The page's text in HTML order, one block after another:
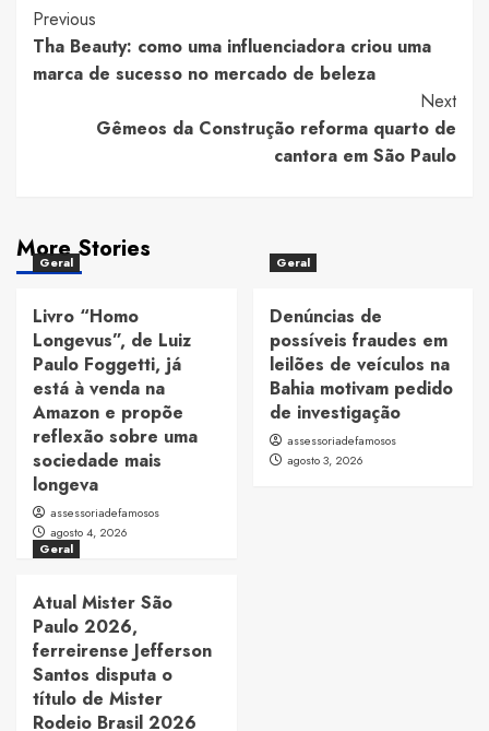
Post
Navigation
Previous
Tha Beauty: como uma influenciadora criou uma
marca de sucesso no mercado de beleza
Next
Gêmeos da Construção reforma quarto de
cantora em São Paulo
More Stories
Geral
Livro “Homo
Longevus”, de Luiz
Paulo Foggetti, já
está à venda na
Amazon e propõe
reflexão sobre uma
sociedade mais
longeva
assessoriadefamosos
agosto 4, 2026
Geral
Denúncias de
possíveis fraudes em
leilões de veículos na
Bahia motivam pedido
de investigação
assessoriadefamosos
agosto 3, 2026
Geral
Atual Mister São
Paulo 2026,
ferreirense Jefferson
Santos disputa o
título de Mister
Rodeio Brasil 2026